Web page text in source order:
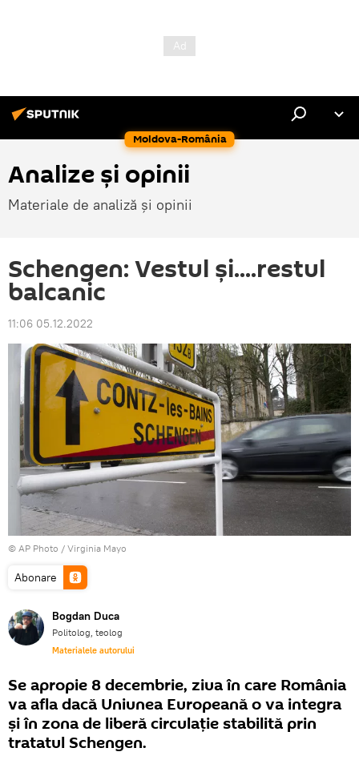
Moldova-România
Analize și opinii
Materiale de analiză și opinii
Schengen: Vestul și....restul
balcanic
11:06 05.12.2022
© AP Photo / Virginia Mayo
Abonare
Bogdan Duca
Politolog, teolog
Materialele autorului
Se apropie 8 decembrie, ziua în care România
va afla dacă Uniunea Europeană o va integra
și în zona de liberă circulație stabilită prin
tratatul Schengen.